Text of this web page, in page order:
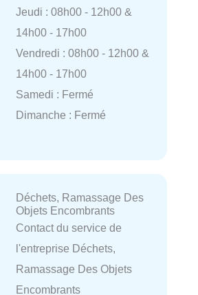
Jeudi : 08h00 - 12h00 &
14h00 - 17h00
Vendredi : 08h00 - 12h00 &
14h00 - 17h00
Samedi : Fermé
Dimanche : Fermé
Déchets, Ramassage Des
Objets Encombrants
Contact du service de
l'entreprise Déchets,
Ramassage Des Objets
Encombrants